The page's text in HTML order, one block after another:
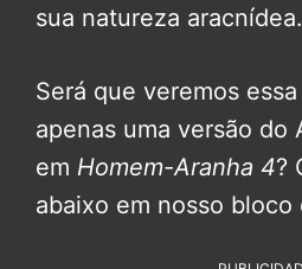
sua natureza aracnídea.
Será que veremos
apenas uma versão do
em Homem-Aranha 4?
abaixo em nosso bloco